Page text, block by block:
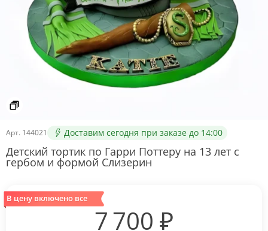
Арт. 144021 Доставим сегодня при заказе до 14:00
Детский тортик по Гарри Поттеру на 13 лет с
гербом и формой Слизерин
В цену включено все
7 700 ₽